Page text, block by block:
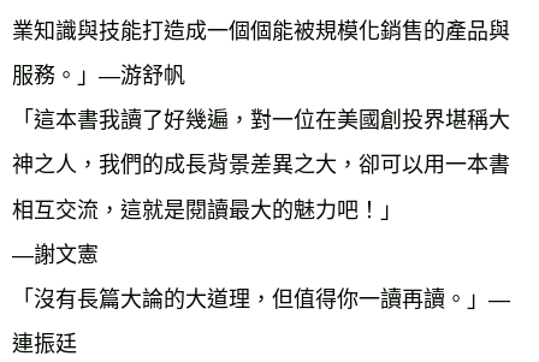
業知識與技能打造成一個個能被規模化銷售的產品與
服務。」—游舒帆
「這本書我讀了好幾遍，對一位在美國創投界堪稱大
神之人，我們的成長背景差異之大，卻可以用一本書
相互交流，這就是閱讀最大的魅力吧！」
—謝文憲
「沒有長篇大論的大道理，但值得你一讀再讀。」—
連振廷